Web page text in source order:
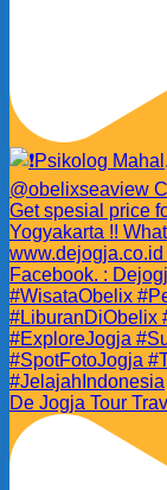
De Jogja Tour